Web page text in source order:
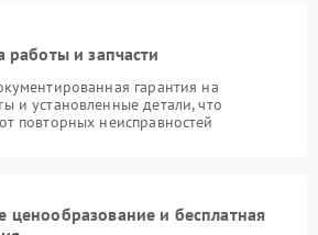
работы и запчасти
гарантия на
и установленные детали, что
повторных неисправностей
ценообразование и бесплатная